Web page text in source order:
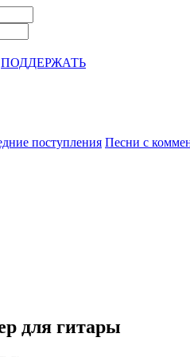
ПОДДЕРЖАТЬ
поступления Песни с
для гитары